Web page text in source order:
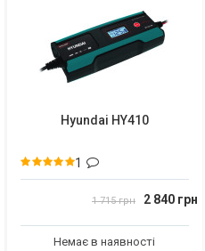
Hyundai HY410
1
1 715 грн 2 840 грн
Немає в наявності